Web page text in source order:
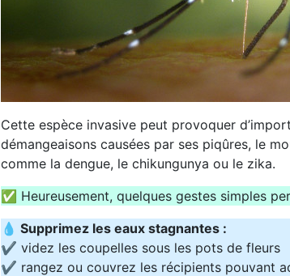
Cette espèce invasive peut provoquer
démangeaisons causées par ses piqûres, le
comme la dengue, le chikungunya ou le zika.
✅ Heureusement, quelques gestes simples
💧 Supprimez les eaux stagnantes :
✔️ videz les coupelles sous les pots de fleurs
✔️ rangez ou couvrez les récipients pouvant